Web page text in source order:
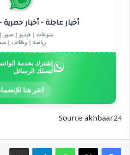
أخبار عاجلة - أخبار
منوعات | فيديو | صور |
رياضة | وظائف |
إشترك بخدمة
لتصلك الرسائل
انقر هنا
Source akhbaar24
واتسابتيلقرام مشاركة عبر البريد